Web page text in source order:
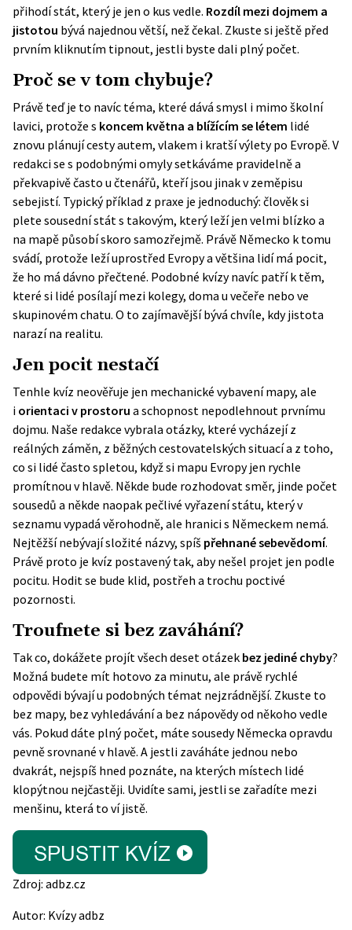
přihodí stát, který je jen o kus vedle. Rozdíl mezi dojmem a
jistotou bývá najednou větší, než čekal. Zkuste si ještě před
prvním kliknutím tipnout, jestli byste dali plný počet.
Proč se v tom chybuje?
Právě teď je to navíc téma, které dává smysl i mimo školní
lavici, protože s koncem května a blížícím se létem lidé
znovu plánují cesty autem, vlakem i kratší výlety po Evropě. V
redakci se s podobnými omyly setkáváme pravidelně a
překvapivě často u čtenářů, kteří jsou jinak v zeměpisu
sebejistí. Typický příklad z praxe je jednoduchý: člověk si
plete sousední stát s takovým, který leží jen velmi blízko a
na mapě působí skoro samozřejmě. Právě Německo k tomu
svádí, protože leží uprostřed Evropy a většina lidí má pocit,
že ho má dávno přečtené. Podobné kvízy navíc patří k těm,
které si lidé posílají mezi kolegy, doma u večeře nebo ve
skupinovém chatu. O to zajímavější bývá chvíle, kdy jistota
narazí na realitu.
Jen pocit nestačí
Tenhle kvíz neověřuje jen mechanické vybavení mapy, ale
i orientaci v prostoru a schopnost nepodlehnout prvnímu
dojmu. Naše redakce vybrala otázky, které vycházejí z
reálných záměn, z běžných cestovatelských situací a z toho,
co si lidé často spletou, když si mapu Evropy jen rychle
promítnou v hlavě. Někde bude rozhodovat směr, jinde počet
sousedů a někde naopak pečlivé vyřazení státu, který v
seznamu vypadá věrohodně, ale hranici s Německem nemá.
Nejtěžší nebývají složité názvy, spíš přehnané sebevědomí.
Právě proto je kvíz postavený tak, aby nešel projet jen podle
pocitu. Hodit se bude klid, postřeh a trochu poctivé
pozornosti.
Troufnete si bez zaváhání?
Tak co, dokážete projít všech deset otázek bez jediné chyby?
Možná budete mít hotovo za minutu, ale právě rychlé
odpovědi bývají u podobných témat nejzrádnější. Zkuste to
bez mapy, bez vyhledávání a bez nápovědy od někoho vedle
vás. Pokud dáte plný počet, máte sousedy Německa opravdu
pevně srovnané v hlavě. A jestli zaváháte jednou nebo
dvakrát, nejspíš hned poznáte, na kterých místech lidé
klopýtnou nejčastěji. Uvidíte sami, jestli se zařadíte mezi
menšinu, která to ví jistě.
Zdroj: adbz.cz
Autor: Kvízy adbz